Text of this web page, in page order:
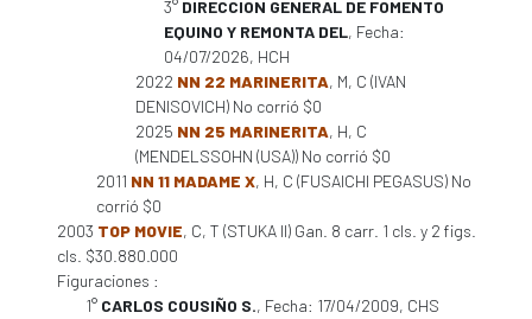
3° DIRECCION GENERAL DE FOMENTO
EQUINO Y REMONTA DEL, Fecha:
04/07/2026, HCH
2022 NN 22 MARINERITA, M, C (IVAN
DENISOVICH) No corrió $0
2025 NN 25 MARINERITA, H, C
(MENDELSSOHN (USA)) No corrió $0
2011 NN 11 MADAME X, H, C (FUSAICHI PEGASUS) No
corrió $0
2003 TOP MOVIE, C, T (STUKA II) Gan. 8 carr. 1 cls. y 2 figs.
cls. $30.880.000
Figuraciones :
1° CARLOS COUSIÑO S., Fecha: 17/04/2009, CHS